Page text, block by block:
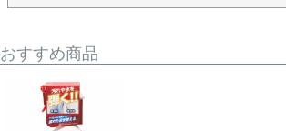
おすすめ商品